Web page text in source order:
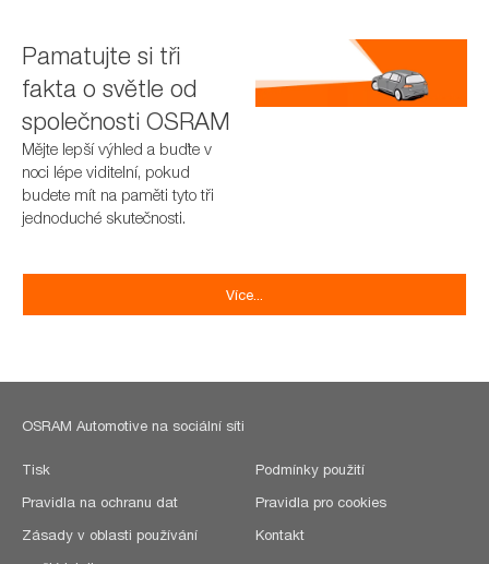
Pamatujte si tři
fakta o světle od
společnosti OSRAM
Mějte lepší výhled a buďte v
noci lépe viditelní, pokud
budete mít na paměti tyto tři
jednoduché skutečnosti.
Více...
OSRAM Automotive na sociální síti
Tisk
Podmínky použití
Pravidla na ochranu dat
Pravidla pro cookies
Zásady v oblasti používání
Kontakt